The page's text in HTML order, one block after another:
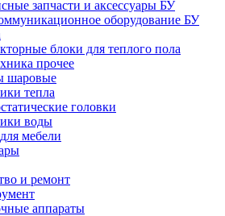
запчасти и аксессуары БУ
оборудование БУ
блоки для теплого пола
прочее
шаровые
тепла
головки
воды
мебели
и ремонт
аппараты